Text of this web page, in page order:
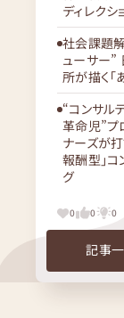
ディレクシ
社会課題
ューサー”
所が描く「
“コンサル
革命児”プ
ナーズが
報酬型」コ
グ
0 0 0
記事